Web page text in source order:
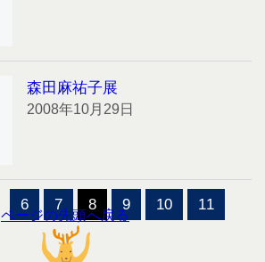
森田麻祐子展
2008年10月29日
6 7 8 9 10
11
ページの先頭へ戻る